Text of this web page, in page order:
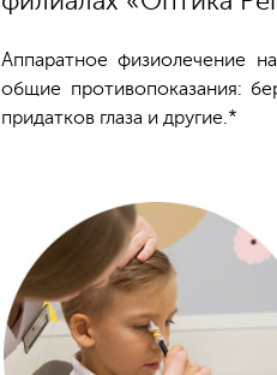
Аппаратное физиолечение
общие противопоказания:
придатков глаза и другие.*